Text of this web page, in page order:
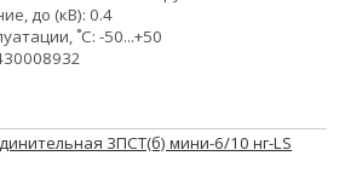
до (кВ): 0.4
˚С: -50...+50
3ПСТ(б) мини-6/10 нг-LS